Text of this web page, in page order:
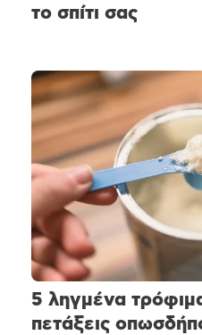
το σπίτι σας
5 ληγμένα
πετάξεις